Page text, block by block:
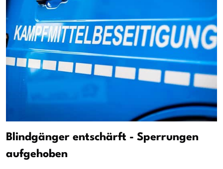
Blindgänger entschärft - Sperrungen
aufgehoben